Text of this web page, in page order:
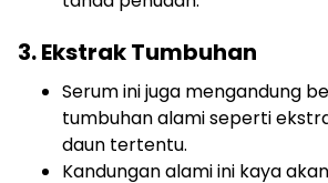
3. Ekstrak Tumbuhan
Serum ini juga mengandung
tumbuhan alami seperti
daun tertentu.
Kandungan alami ini kaya